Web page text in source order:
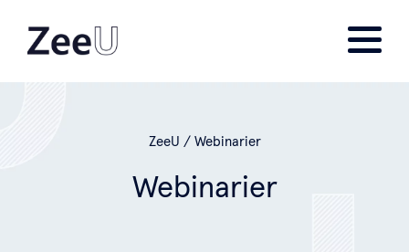
ZeeU / Webinarier
Webinarier